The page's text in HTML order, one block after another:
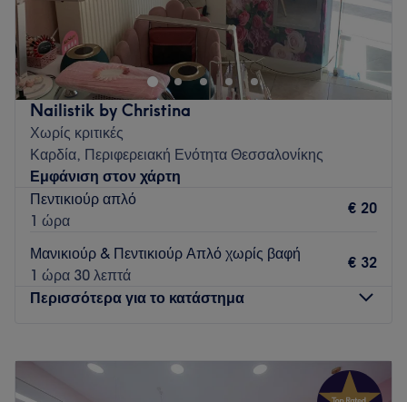
Το AV the Beauty Project είναι ένας μοναδικός χώρος
περιποίησης. Σας περιμένουμε!
Go to venue
Nailistik by Christina
Χωρίς κριτικές
Καρδία, Περιφερειακή Ενότητα Θεσσαλονίκης
Εμφάνιση στον χάρτη
Πεντικιούρ απλό
1 ώρα
€ 20
Μανικιούρ & Πεντικιούρ Απλό χωρίς βαφή
1 ώρα 30 λεπτά
€ 32
Περισσότερα για το κατάστημα
14:00
Τετάρτη
Κλειστό